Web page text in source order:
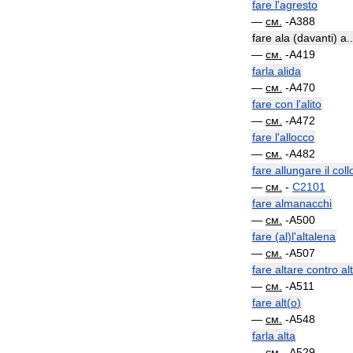
fare l'agresto
— см -A388
fare ala (davanti) a
— см -A419
farla alida
— см -A470
fare con l'alito
— см -A472
fare l'allocco
— см -A482
fare allungare il
— см - C2101
fare almanacchi
— см -A500
fare (al)l'altalena
— см -A507
fare altare contro
— см -A511
fare alt(o)
— см -A548
farla alta